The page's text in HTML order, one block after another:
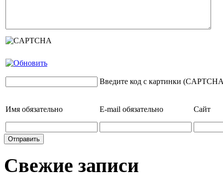
Введите код с картинки
Имя обязательно E-mail обязательно Сайт
Свежие записи